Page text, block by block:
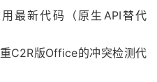
最新代码（原生API替代
C2R版Office的冲突检测代